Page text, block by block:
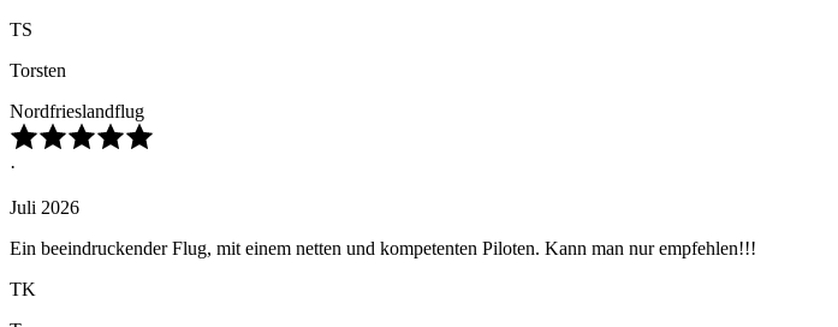
TS
Torsten
Nordfrieslandflug
·
Juli 2026
Ein beeindruckender Flug, mit einem netten und kompetenten Piloten. Kann man nur empfehlen!!!
TK